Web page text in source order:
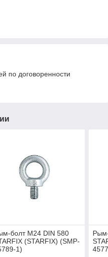
по договоренности
болт М24 DIN 580
(STARFIX) (SMP-
1)